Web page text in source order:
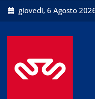
Skip
to
giovedì, 6 Agosto